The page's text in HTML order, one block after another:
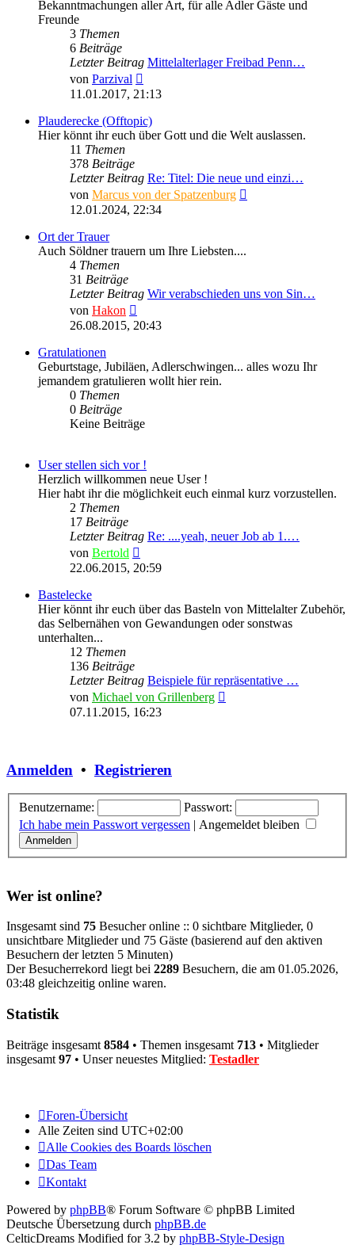
Bekanntmachungen aller Art, für alle Adler Gäste und
Freunde
3 Themen
6 Beiträge
Letzter Beitrag Mittelalterlager Freibad Penn…
von Parzival
Beitrag
11.01.2017, 21:13
Plauderecke (Offtopic)
Hier könnt ihr euch über Gott und die Welt auslassen.
11 Themen
378 Beiträge
Letzter Beitrag Re: Titel: Die neue und einzi…
von Marcus von der Spatzenburg
12.01.2024, 22:34
Ort der Trauer
Auch Söldner trauern um Ihre Liebsten....
4 Themen
31 Beiträge
Letzter Beitrag Wir verabschieden uns von Sin…
von Hakon
Beitrag
26.08.2015, 20:43
Gratulationen
Geburtstage, Jubiläen, Adlerschwingen... alles wozu Ihr
jemandem gratulieren wollt hier rein.
0 Themen
0 Beiträge
Keine Beiträge
User stellen sich vor !
Herzlich willkommen neue User !
Hier habt ihr die möglichkeit euch einmal kurz vorzustellen.
2 Themen
17 Beiträge
Letzter Beitrag Re: ....yeah, neuer Job ab 1.…
von Bertold
Beitrag
22.06.2015, 20:59
Bastelecke
Hier könnt ihr euch über das Basteln von Mittelalter Zubehör,
das Selbernähen von Gewandungen oder sonstwas
unterhalten...
12 Themen
136 Beiträge
Letzter Beitrag Beispiele für repräsentative …
von Michael von Grillenberg
07.11.2015, 16:23
Anmelden • Registrieren
Benutzername:
Passwort:
Ich habe mein Passwort vergessen | Angemeldet bleiben
Wer ist online?
Insgesamt sind 75 Besucher online :: 0 sichtbare Mitglieder, 0
unsichtbare Mitglieder und 75 Gäste (basierend auf den aktiven
Besuchern der letzten 5 Minuten)
Der Besucherrekord liegt bei 2289 Besuchern, die am 01.05.2026,
03:48 gleichzeitig online waren.
Statistik
Beiträge insgesamt 8584 • Themen insgesamt 713 • Mitglieder
insgesamt 97 • Unser neuestes Mitglied: Testadler
Foren-Übersicht
Alle Zeiten sind UTC+02:00
Alle Cookies des Boards löschen
Das Team
Kontakt
Powered by phpBB® Forum Software © phpBB Limited
Deutsche Übersetzung durch phpBB.de
CelticDreams Modified for 3.2 by phpBB-Style-Design